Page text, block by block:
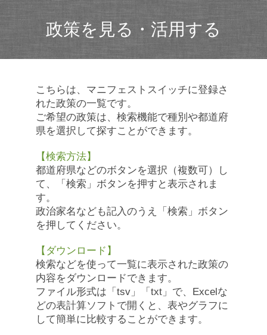
政策を見る・活用する
こちらは、マニフェストスイッチに登録さ
れた政策の一覧です。
ご希望の政策は、検索機能で種別や都道府
県を選択して探すことができます。
【検索方法】
都道府県などのボタンを選択（複数可）し
て、「検索」ボタンを押すと表示されま
す。
政治家名なども記入のうえ「検索」ボタン
を押してください。
【ダウンロード】
検索などを使って一覧に表示された政策の
内容をダウンロードできます。
ファイル形式は「tsv」「txt」で、Excelな
どの表計算ソフトで開くと、表やグラフに
して簡単に比較することができます。